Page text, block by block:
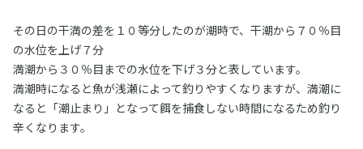
その日の干満の差を１０等分したのが潮時で、干潮から７０％目
の水位を上げ７分
満潮から３０％目までの水位を下げ３分と表しています。
満潮時になると魚が浅瀬によって釣りやすくなりますが、満潮に
なると「潮止まり」となって餌を捕食しない時間になるため釣り
辛くなります。